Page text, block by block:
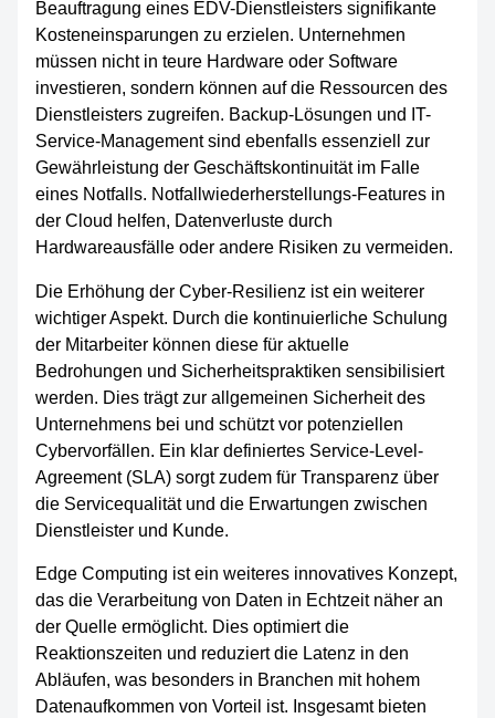
Beauftragung eines EDV-Dienstleisters signifikante
Kosteneinsparungen zu erzielen. Unternehmen
müssen nicht in teure Hardware oder Software
investieren, sondern können auf die Ressourcen des
Dienstleisters zugreifen. Backup-Lösungen und IT-
Service-Management sind ebenfalls essenziell zur
Gewährleistung der Geschäftskontinuität im Falle
eines Notfalls. Notfallwiederherstellungs-Features in
der Cloud helfen, Datenverluste durch
Hardwareausfälle oder andere Risiken zu vermeiden.
Die Erhöhung der Cyber-Resilienz ist ein weiterer
wichtiger Aspekt. Durch die kontinuierliche Schulung
der Mitarbeiter können diese für aktuelle
Bedrohungen und Sicherheitspraktiken sensibilisiert
werden. Dies trägt zur allgemeinen Sicherheit des
Unternehmens bei und schützt vor potenziellen
Cybervorfällen. Ein klar definiertes Service-Level-
Agreement (SLA) sorgt zudem für Transparenz über
die Servicequalität und die Erwartungen zwischen
Dienstleister und Kunde.
Edge Computing ist ein weiteres innovatives Konzept,
das die Verarbeitung von Daten in Echtzeit näher an
der Quelle ermöglicht. Dies optimiert die
Reaktionszeiten und reduziert die Latenz in den
Abläufen, was besonders in Branchen mit hohem
Datenaufkommen von Vorteil ist. Insgesamt bieten